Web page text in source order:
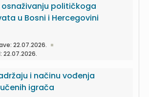
osnaživanju političkoga
u Bosni i Hercegovini
22.07.2026.
22.07.2026.
i načinu vođenja
igrača